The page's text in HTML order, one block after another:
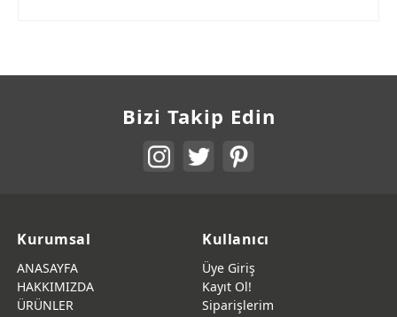
Bizi Takip Edin
Kurumsal
ANASAYFA
HAKKIMIZDA
ÜRÜNLER
Kullanıcı
Üye Giriş
Kayıt Ol!
Siparişlerim